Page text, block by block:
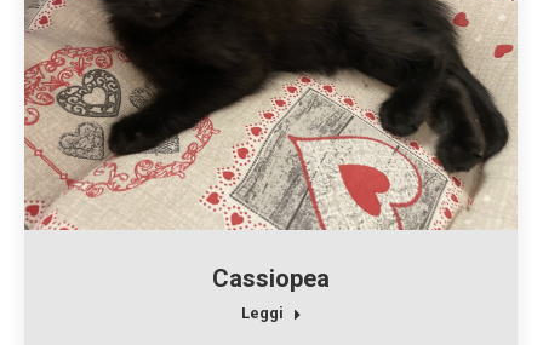
Cassiopea
Leggi